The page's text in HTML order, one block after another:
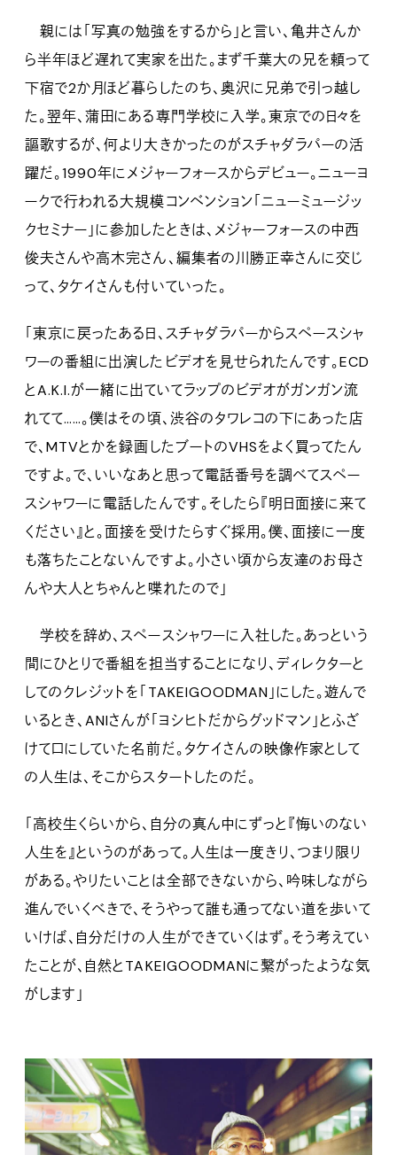
親には「写真の勉強をするから」と言い、亀井さんか
ら半年ほど遅れて実家を出た。まず千葉大の兄を頼って
下宿で2か月ほど暮らしたのち、奥沢に兄弟で引っ越し
た。翌年、蒲田にある専門学校に入学。東京での日々を
謳歌するが、何より大きかったのがスチャダラパーの活
躍だ。1990年にメジャーフォースからデビュー。ニューヨ
ークで行われる大規模コンベンション「ニューミュージッ
クセミナー」に参加したときは、メジャーフォースの中西
俊夫さんや高木完さん、編集者の川勝正幸さんに交じ
って、タケイさんも付いていった。
「東京に戻ったある日、スチャダラパーからスペースシャ
ワーの番組に出演したビデオを見せられたんです。ECD
とA.‌K.‌I.が一緒に出ていてラップのビデオがガンガン流
れてて……。僕はその頃、渋谷のタワレコの下にあった店
で、MTVとかを録画したブートのVHSをよく買ってたん
ですよ。で、いいなあと思って電話番号を調べてスペー
スシャワーに電話したんです。そしたら『明日面接に来て
ください』と。面接を受けたらすぐ採用。僕、面接に一度
も落ちたことないんですよ。小さい頃から友達のお母さ
んや大人とちゃんと喋れたので」
学校を辞め、スペースシャワーに入社した。あっという
間にひとりで番組を担当することになり、ディレクターと
してのクレジットを「TAKEIGOODMAN」にした。遊んで
いるとき、ANIさんが「ヨシヒトだからグッドマン」とふざ
けて口にしていた名前だ。タケイさんの映像作家として
の人生は、そこからスタートしたのだ。
「高校生くらいから、自分の真ん中にずっと『悔いのない
人生を』というのがあって。人生は一度きり、つまり限り
がある。やりたいことは全部できないから、吟味しながら
進んでいくべきで、そうやって誰も通ってない道を歩いて
いけば、自分だけの人生ができていくはず。そう考えてい
たことが、自然とTAKEIGOODMANに繋がったような気
がします」